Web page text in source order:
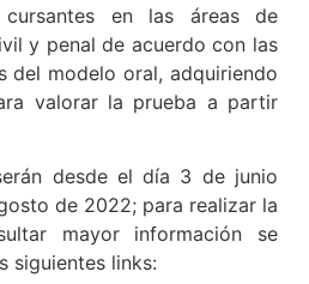
en las áreas de
y penal de acuerdo con las
del modelo oral, adquiriendo
valorar la prueba a partir
desde el día 3 de junio
de 2022; para realizar la
mayor información se
siguientes links: